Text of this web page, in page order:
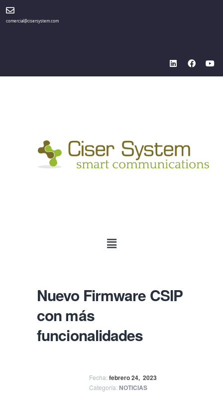
comercial@cisersystem.com
Nuevo Firmware CSIP
con más
funcionalidades
Fecha: febrero 24, 2023
Categoría: NOTICIAS